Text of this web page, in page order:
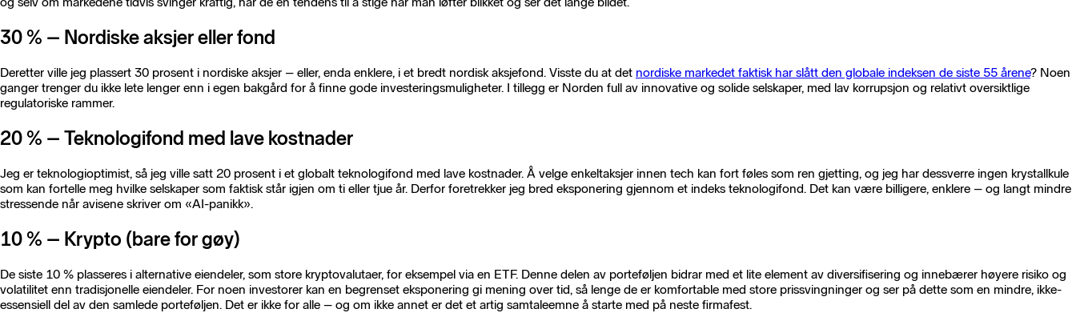
30 % – Nordiske aksjer eller fond
Deretter ville jeg plassert 30 prosent i nordiske aksjer – eller, enda enklere, i et bredt nordisk aksjefond. Visste du at det nordiske markedet faktisk har slått den globale indeksen de siste 55 årene? Noen
ganger trenger du ikke lete lenger enn i egen bakgård for å finne gode investeringsmuligheter. I tillegg er Norden full av innovative og solide selskaper, med lav korrupsjon og relativt oversiktlige
regulatoriske rammer.
20 % – Teknologifond med lave kostnader
Jeg er teknologioptimist, så jeg ville satt 20 prosent i et globalt teknologifond med lave kostnader. Å velge enkeltaksjer innen tech kan fort føles som ren gjetting, og jeg har dessverre ingen krystallkule
som kan fortelle meg hvilke selskaper som faktisk står igjen om ti eller tjue år. Derfor foretrekker jeg bred eksponering gjennom et indeks teknologifond. Det kan være billigere, enklere – og langt mindre
stressende når avisene skriver om «AI-panikk».
10 % – Krypto (bare for gøy)
De siste 10 % plasseres i alternative eiendeler, som store kryptovalutaer, for eksempel via en ETF. Denne delen av porteføljen bidrar med et lite element av diversifisering og innebærer høyere risiko og
volatilitet enn tradisjonelle eiendeler. For noen investorer kan en begrenset eksponering gi mening over tid, så lenge de er komfortable med store prissvingninger og ser på dette som en mindre, ikke-
essensiell del av den samlede porteføljen. Det er ikke for alle – og om ikke annet er det et artig samtaleemne å starte med på neste firmafest.